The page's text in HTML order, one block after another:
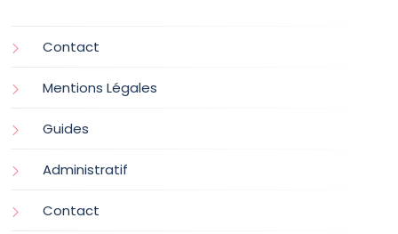
Contact
Mentions Légales
Guides
Administratif
Contact